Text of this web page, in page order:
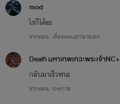
mod
ไรก็ได้อะ
จากตอน: เรื่องพระเอกนางเอก
Death มหาเทพเทวะพระเจ้าNC+
กลับมาเร็วฟนะ
จากตอน: ประกาศ